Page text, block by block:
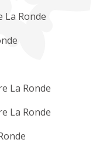
La Ronde
La Ronde
La Ronde